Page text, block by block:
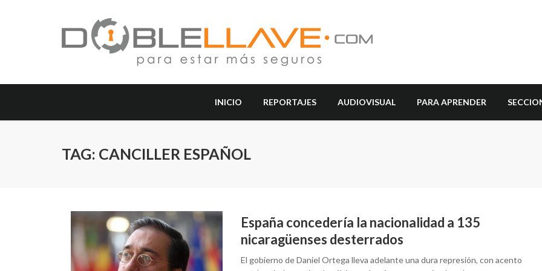
INICIO REPORTAJES AUDIOVISUAL PARA APRENDER
TAG: CANCILLER ESPAÑOL
España concedería la nacionalidad a 135
nicaragüenses desterrados
El gobierno de Daniel Ortega lleva adelante una dura represión, con acento